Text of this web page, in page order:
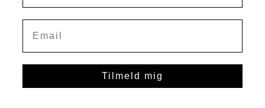
Tilmeld mig